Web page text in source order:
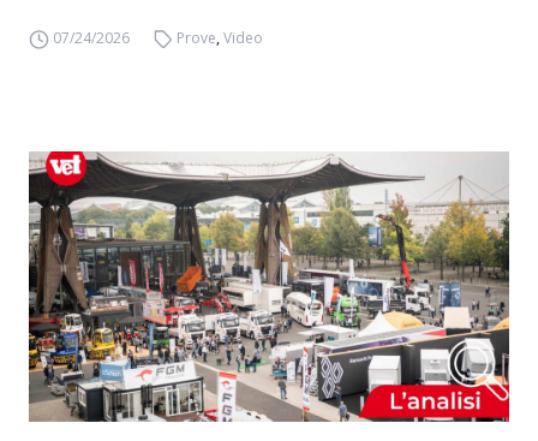
07/24/2026 Prove,Video